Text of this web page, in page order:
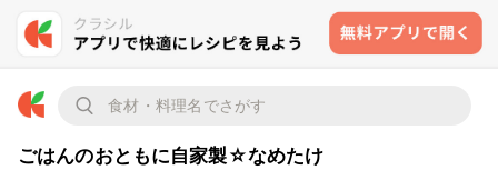
ごはんのおともに自家製☆なめたけ